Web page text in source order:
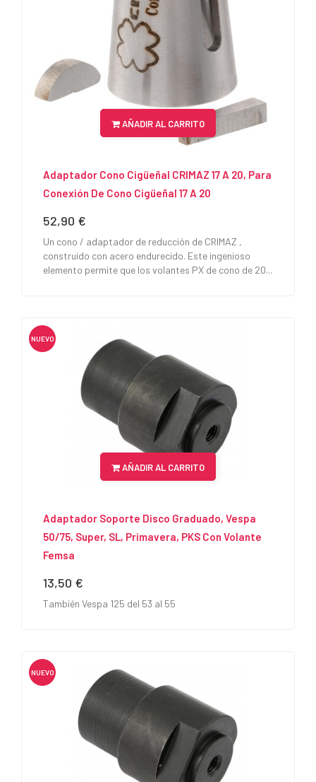
AÑADIR AL CARRITO
Adaptador Cono Cigüeñal CRIMAZ 17 A 20, Para
Conexión De Cono Cigüeñal 17 A 20
Precio
52,90 €
Un cono / adaptador de reducción de CRIMAZ ,
construido con acero endurecido. Este ingenioso
elemento permite que los volantes PX de cono de 20...
NUEVO
AÑADIR AL CARRITO
Adaptador Soporte Disco Graduado, Vespa
50/75, Super, SL, Primavera, PKS Con Volante
Femsa
Precio
13,50 €
También Vespa 125 del 53 al 55
NUEVO